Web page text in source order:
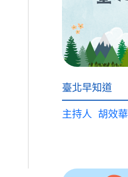
臺北早知道
主持人 胡效華